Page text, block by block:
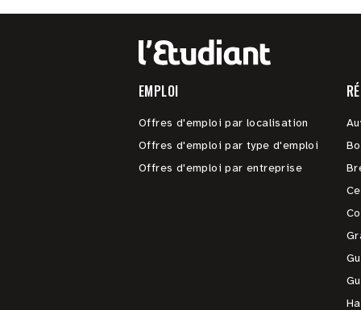
EMPLOI
Offres d'emploi par localisation
Offres d'emploi par type d'emploi
Offres d'emploi par entreprise